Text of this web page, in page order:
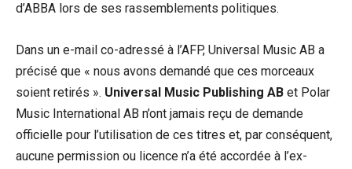
d’ABBA lors de ses rassemblements politiques.
Dans un e-mail co-adressé à l’AFP, Universal Music AB a
précisé que « nous avons demandé que ces morceaux
soient retirés ». Universal Music Publishing AB et Polar
Music International AB n’ont jamais reçu de demande
officielle pour l’utilisation de ces titres et, par conséquent,
aucune permission ou licence n’a été accordée à l’ex-